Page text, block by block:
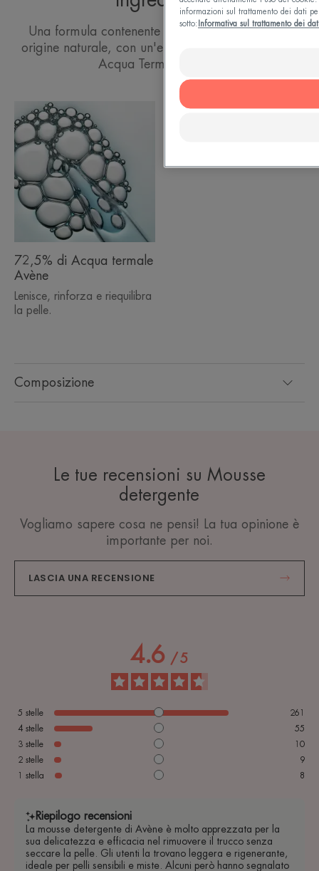
Una formula contenente il 98% di ingredienti di
origine naturale, con un'elevata concentrazione di
Acqua Termale Avène
Composizione
72,5% di Acqua termale
Avène
Lenisce, rinforza e riequilibra
la pelle.
Le tue recensioni su Mousse
detergente
Vogliamo sapere cosa ne pensi! La tua opinione è
importante per noi.
LASCIA UNA RECENSIONE
4.6 /5
5 stelle
261
4 stelle
55
3 stelle
10
2 stelle
9
1 stella 8
Riepilogo recensioni
La mousse detergente di Avène è molto apprezzata per la
sua delicatezza e efficacia nel rimuovere il trucco senza
seccare la pelle. Gli utenti la trovano leggera e rigenerante,
ideale per pelli sensibili e miste. Alcuni però hanno segnalato
informazioni sul trattamento dei dati
sotto: Informativa sul trattamento dei